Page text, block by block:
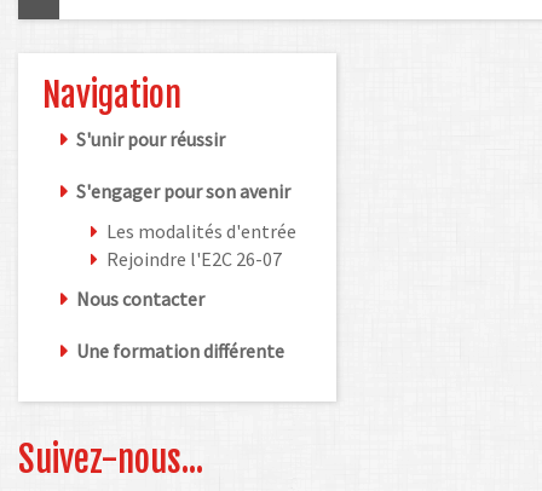
Navigation
S'unir pour réussir
S'engager pour son avenir
Les modalités d'entrée
Rejoindre l'E2C 26-07
Nous contacter
Une formation différente
Suivez-nous...